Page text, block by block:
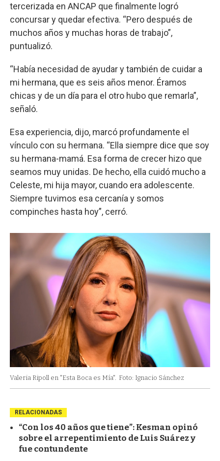
tercerizada en ANCAP que finalmente logró
concursar y quedar efectiva. “Pero después de
muchos años y muchas horas de trabajo”,
puntualizó.
“Había necesidad de ayudar y también de cuidar a
mi hermana, que es seis años menor. Éramos
chicas y de un día para el otro hubo que remarla”,
señaló.
Esa experiencia, dijo, marcó profundamente el
vínculo con su hermana. “Ella siempre dice que soy
su hermana-mamá. Esa forma de crecer hizo que
seamos muy unidas. De hecho, ella cuidó mucho a
Celeste, mi hija mayor, cuando era adolescente.
Siempre tuvimos esa cercanía y somos
compinches hasta hoy”, cerró.
Valeria Ripoll en "Esta Boca es Mía". Foto: Ignacio Sánchez
RELACIONADAS
“Con los 40 años que tiene”: Kesman opinó
sobre el arrepentimiento de Luis Suárez y
fue contundente